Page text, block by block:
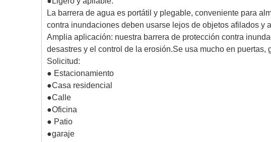
La barrera de agua es portátil y plegable, conveniente para
contra inundaciones deben usarse lejos de objetos afilados y
Amplia aplicación: nuestra barrera de protección contra
desastres y el control de la erosión.Se usa mucho en
Solicitud:
● Estacionamiento
●Casa residencial
●Calle
●Oficina
● Patio
●garaje